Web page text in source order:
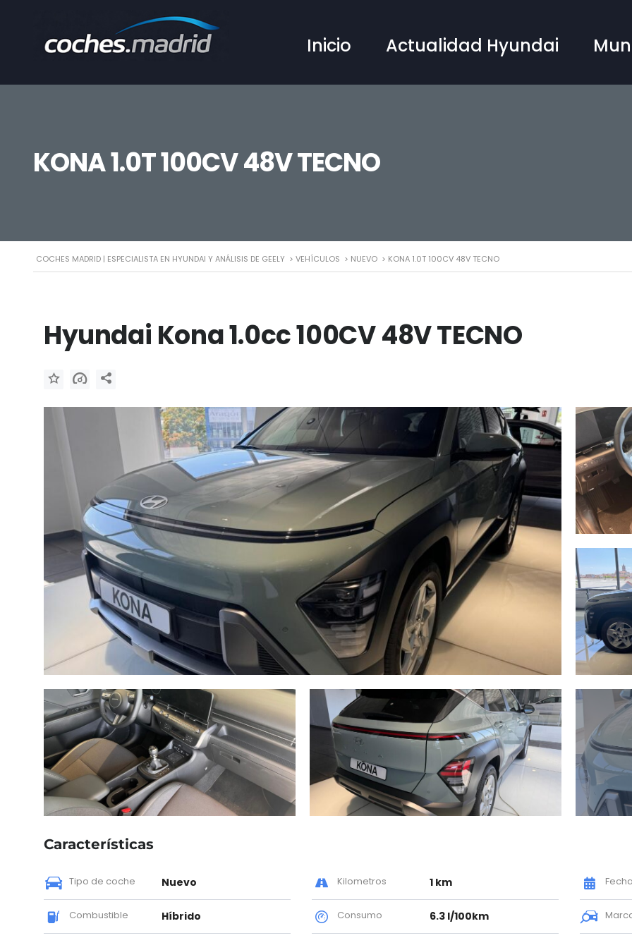
Inicio Actualidad Hyundai
KONA 1.0T 100CV 48V TECNO
COCHES MADRID | ESPECIALISTA EN HYUNDAI Y ANÁLISIS DE GEELY > VEHÍCULOS > NUEVO > KONA 1.0T 100CV 48V TECNO
Hyundai Kona 1.0cc 100CV 48V TECNO
Características
Tipo de coche Nuevo Kilometros 1 km Fecha
Combustible Híbrido Consumo 6.3 l/100km